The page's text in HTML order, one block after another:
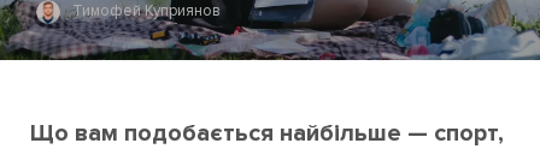
Тимофей Куприянов
Що вам подобається найбільше — спорт,